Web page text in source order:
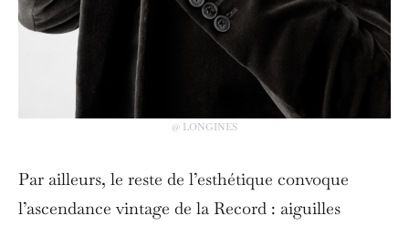
@ LONGINES
Par ailleurs, le reste de l’esthétique convoque
l’ascendance vintage de la Record : aiguilles